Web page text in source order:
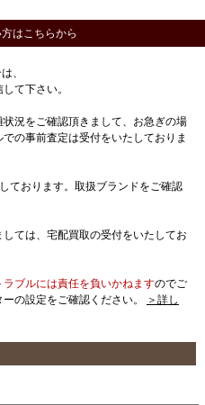
はこちらから
、
て下さい。
況をご確認頂きまして、お急ぎの場
の事前査定は受付をいたしておりま
ております。取扱ブランドをご確認
ては、宅配買取の受付をいたしてお
ブルには責任を負いかねますのでご
の設定をご確認ください。
＞詳し